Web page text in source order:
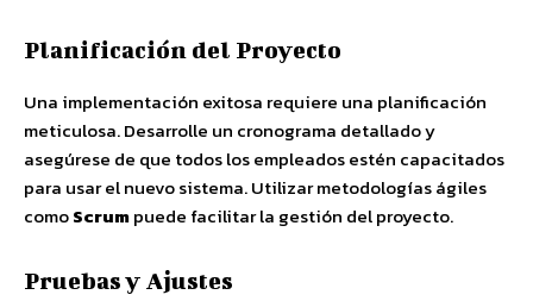
Planificación del Proyecto
Una implementación exitosa requiere una planificación
meticulosa. Desarrolle un cronograma detallado y
asegúrese de que todos los empleados estén capacitados
para usar el nuevo sistema. Utilizar metodologías ágiles
comoScrumpuede facilitar la gestión del proyecto.
Pruebas y Ajustes